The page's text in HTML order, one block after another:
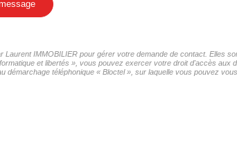
IMMOBILIER pour gérer votre demande de contact. Elles
et libertés », vous pouvez exercer votre droit d'accès
démarchage téléphonique « Bloctel », sur laquelle vous pouvez